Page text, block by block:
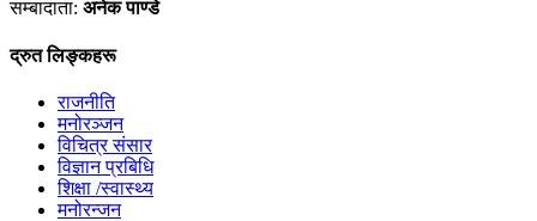
सम्बादाता: अनेक पाण्डे
द्रुत लिङ्कहरू
राजनीति
मनोरञ्जन
विचित्र संसार
विज्ञान प्रबिधि
शिक्षा /स्वास्थ्य
मनोरन्जन